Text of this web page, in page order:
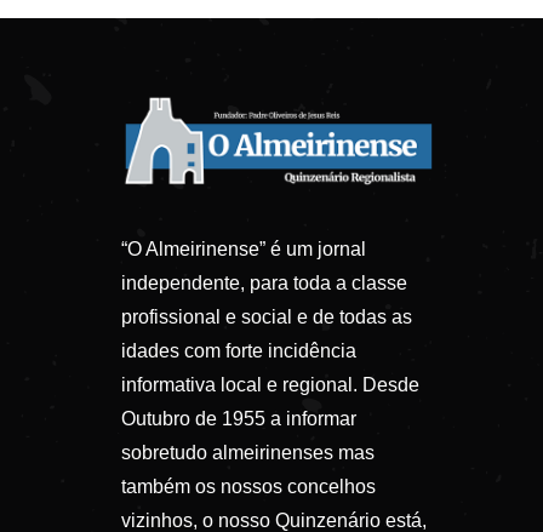
“O Almeirinense” é um jornal
independente, para toda a classe
profissional e social e de todas as
idades com forte incidência
informativa local e regional. Desde
Outubro de 1955 a informar
sobretudo almeirinenses mas
também os nossos concelhos
vizinhos, o nosso Quinzenário está,